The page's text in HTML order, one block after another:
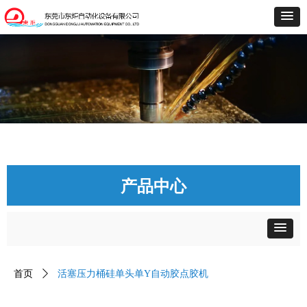
产品中心
首页 ꄲ 活塞压力桶硅单头单Y自动胶点胶机